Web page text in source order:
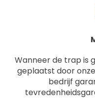
Wanneer de trap is
geplaatst door
bedrijf